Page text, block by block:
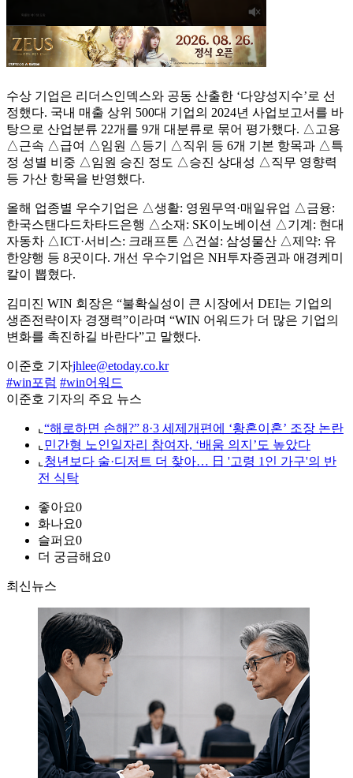
수상 기업은 리더스인덱스와 공동 산출한 ‘다양성지수’로 선
정했다. 국내 매출 상위 500대 기업의 2024년 사업보고서를 바
탕으로 산업분류 22개를 9개 대분류로 묶어 평가했다. △고용
△근속 △급여 △임원 △등기 △직위 등 6개 기본 항목과 △특
정 성별 비중 △임원 승진 정도 △승진 상대성 △직무 영향력
등 가산 항목을 반영했다.
올해 업종별 우수기업은 △생활: 영원무역·매일유업 △금융:
한국스탠다드차타드은행 △소재: SK이노베이션 △기계: 현대
자동차 △ICT·서비스: 크래프톤 △건설: 삼성물산 △제약: 유
한양행 등 8곳이다. 개선 우수기업은 NH투자증권과 애경케미
칼이 뽑혔다.
김미진 WIN 회장은 “불확실성이 큰 시장에서 DEI는 기업의
생존전략이자 경쟁력”이라며 “WIN 어워드가 더 많은 기업의
변화를 촉진하길 바란다”고 말했다.
이준호 기자jhlee@etoday.co.kr
#win포럼 #win어워드
이준호 기자의 주요 뉴스
⌞ “해로하면 손해?” 8·3 세제개편에 ‘황혼이혼’ 조장 논란
⌞ 민간형 노인일자리 참여자, ‘배움 의지’도 높았다
⌞ 청년보다 술·디저트 더 찾아… 日 '고령 1인 가구'의 반
전 식탁
좋아요0
화나요0
슬퍼요0
더 궁금해요0
최신뉴스